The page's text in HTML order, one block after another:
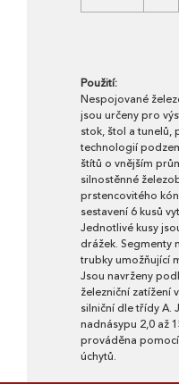
Použití:
Nespojované
jsou určeny pro
stok, štol a tunelů,
technologií
štítů o vnějším
silnostěnné
prstencovitého
sestavení 6 kusů
Jednotlivé kusy
drážek. Segmenty
trubky umožňující
Jsou navrženy
železniční zatížení
silniční dle třídy A.
nadnásypu 2,0 až
prováděna
úchytů.